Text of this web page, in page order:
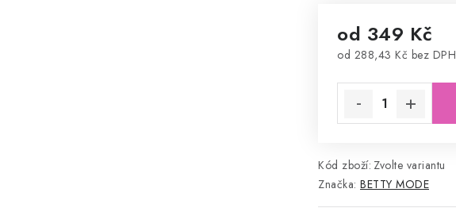
od 349 Kč
od 288,43 Kč bez DPH
Kód zboží: Zvolte variantu
Značka: BETTY MODE